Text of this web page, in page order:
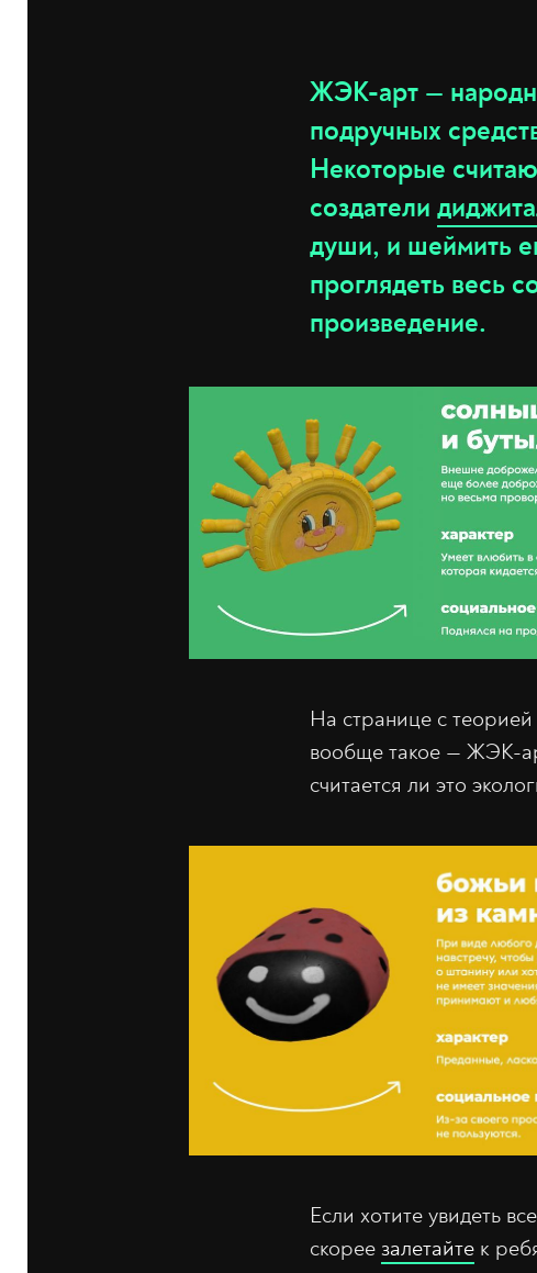
ЖЭК-арт —
подручных
Некоторые
создатели
души, и шеймить
проглядеть весь
произведение.
На странице с
вообще такое — ЖЭК-
считается ли это
Если хотите увидеть
скорее залетайте к